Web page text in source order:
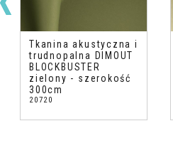
Tkanina akustyczna i
trudnopalna DIMOUT
BLOCKBUSTER
zielony - szerokość
300cm
20720